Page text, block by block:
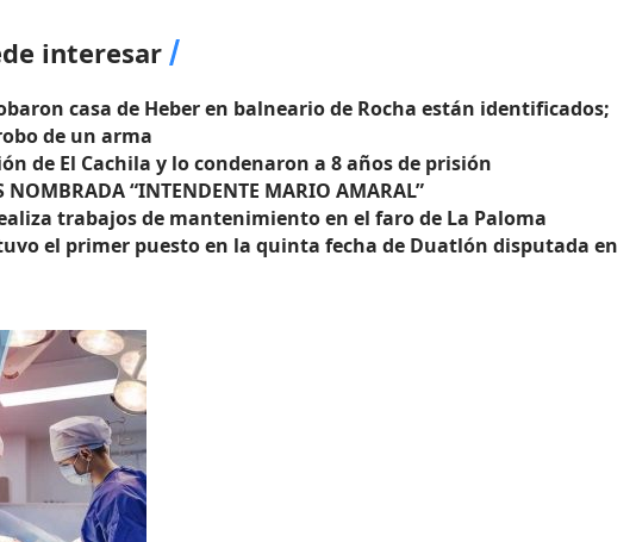
interesar
casa de Heber en balneario de Rocha están identificados;
de un arma
de El Cachila y lo condenaron a 8 años de prisión
NOMBRADA “INTENDENTE MARIO AMARAL”
trabajos de mantenimiento en el faro de La Paloma
el primer puesto en la quinta fecha de Duatlón disputada en